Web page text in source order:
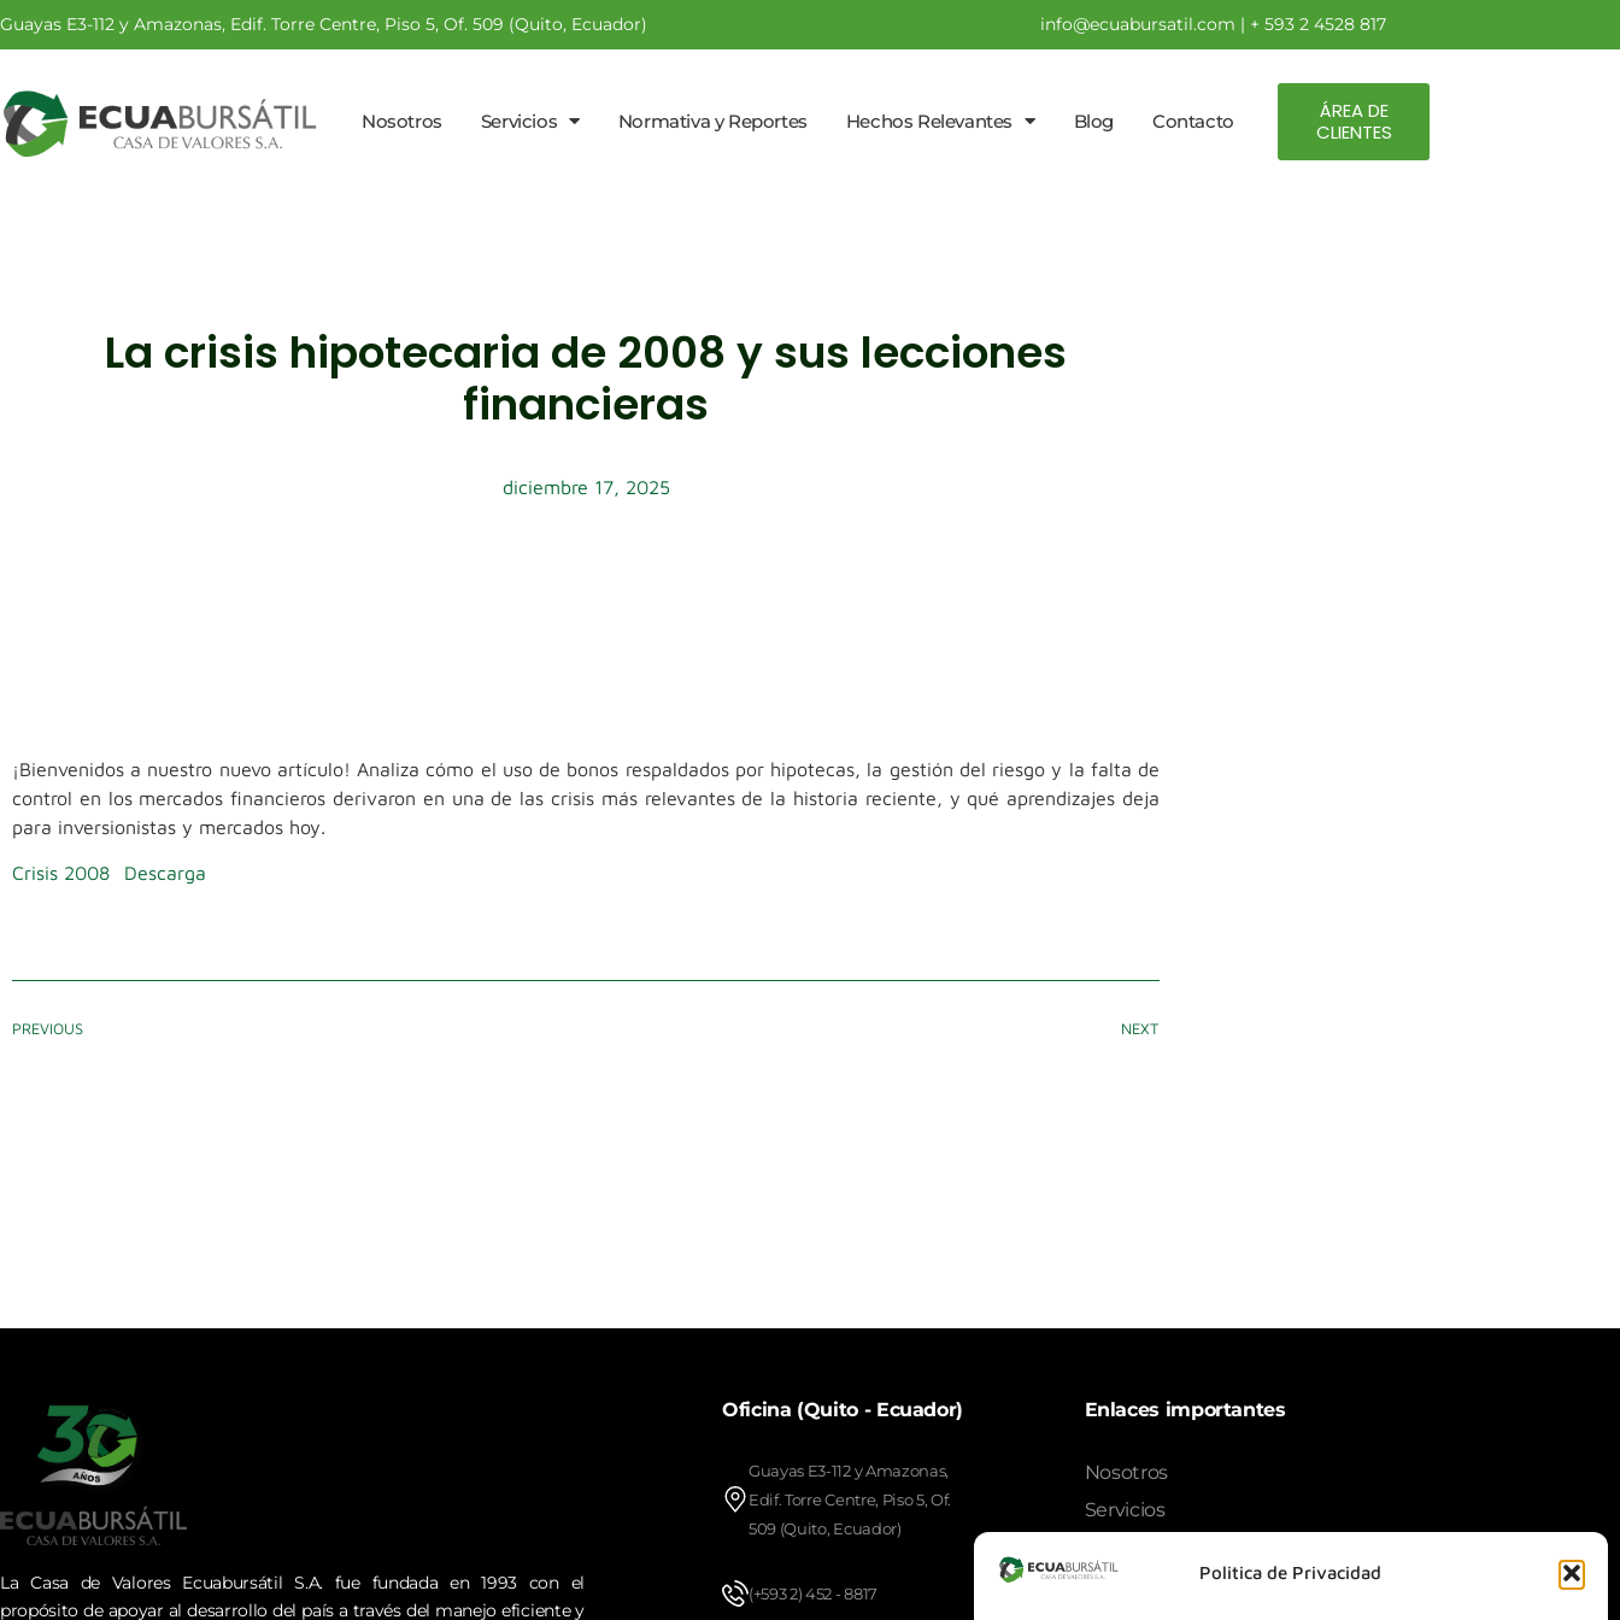
Politica de Privacidad
Guayas E3-112 y Amazonas, Edif. Torre Centre, Piso 5, Of. 509 (Quito, Ecuador) info@ecuabursatil.com | + 593 2 4528 817
Nosotros Servicios Normativa y Reportes Hechos Relevantes Blog Contacto
ÁREA DE
CLIENTES
La crisis hipotecaria de 2008 y sus lecciones
financieras
diciembre 17, 2025
¡Bienvenidos a nuestro nuevo artículo! Analiza cómo el uso de bonos respaldados por hipotecas, la gestión del riesgo y la falta de
control en los mercados financieros derivaron en una de las crisis más relevantes de la historia reciente, y qué aprendizajes deja
para inversionistas y mercados hoy.
Crisis 2008 Descarga
PREVIOUS NEXT
La Casa de Valores Ecuabursátil S.A. fue fundada en 1993 con el
propósito de apoyar al desarrollo del país a través del manejo eficiente y
Oficina (Quito - Ecuador)
Guayas E3-112 y Amazonas,
Edif. Torre Centre, Piso 5, Of.
509 (Quito, Ecuador)
(+593 2) 452 - 8817
Enlaces importantes
Nosotros
Servicios
Normativa y reportes